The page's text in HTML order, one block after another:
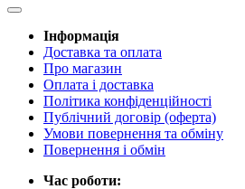
Інформація
Доставка та оплата
Про магазин
Оплата і доставка
Політика конфіденційності
Публічний договір (оферта)
Умови повернення та обміну
Повернення і обмін
Час роботи: